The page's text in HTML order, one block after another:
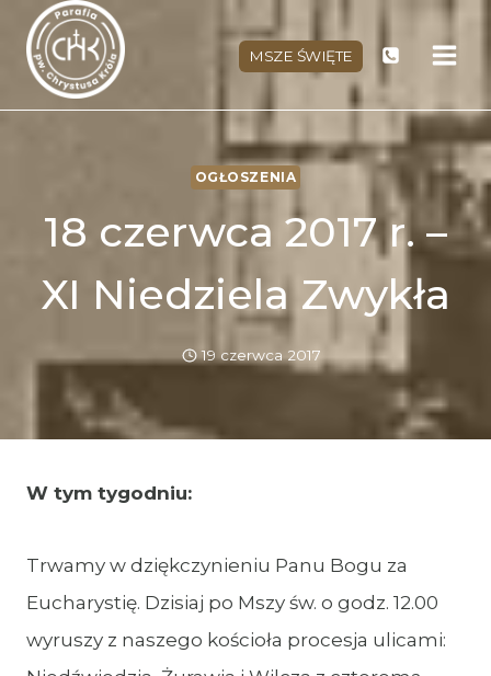
Przejdź
treści
MSZE ŚWIĘTE
OGŁOSZENIA
18 czerwca 2017 r. –
XI Niedziela Zwykła
19 czerwca 2017
W tym tygodniu:
Trwamy w dziękczynieniu Panu Bogu za
Eucharystię. Dzisiaj po Mszy św. o godz. 12.00
wyruszy z naszego kościoła procesja ulicami: